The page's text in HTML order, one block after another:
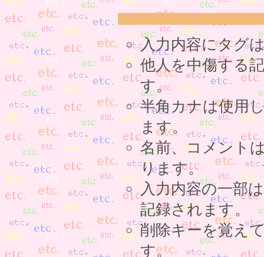
入力内容にタグ
他人を中傷する
す。
半角カナは使用
ます。
名前、コメント
ります。
入力内容の一部
記録されます。
削除キーを覚え
す。